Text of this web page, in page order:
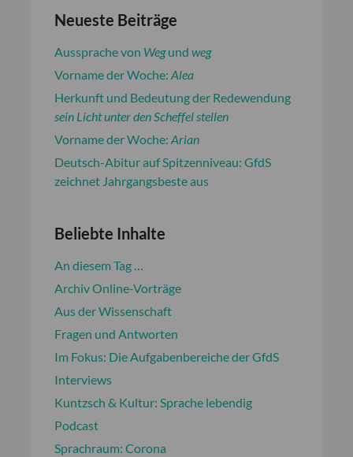
Neueste Beiträge
Aussprache von Wegund weg
Vorname der Woche: Alea
Herkunft und Bedeutung der Redewendung
sein Licht unter den Scheffel stellen
Vorname der Woche: Arian
Deutsch-Abitur auf Spitzenniveau: GfdS
zeichnet Jahrgangsbeste aus
Beliebte Inhalte
An diesem Tag …
Archiv Online-Vorträge
Aus der Wissenschaft
Fragen und Antworten
Im Fokus: Die Aufgabenbereiche der GfdS
Interviews
Kuntzsch & Kultur: Sprache lebendig
Podcast
Sprachraum: Corona